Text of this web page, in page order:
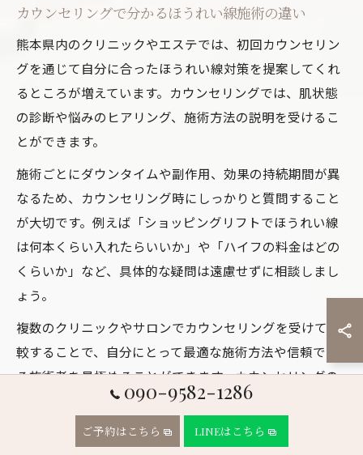
カウンセリングで分かるほうれい線施術の違い
熊本県内のクリニックやエステでは、初回カウンセリン
グを通じて自分に合ったほうれい線対策を提案してくれ
るところが増えています。カウンセリングでは、肌状態
の診断や悩みのヒアリング、施術方法の説明を受けるこ
とができます。
施術ごとにダウンタイムや副作用、効果の持続期間が異
なるため、カウンセリング時にしっかりと質問すること
が大切です。例えば「ショッピングリフトでほうれい線
は何本くらい入れたらいいか」や「ハイフの料金はどの
くらいか」など、具体的な疑問は遠慮せずに相談しまし
ょう。
複数のクリニックやサロンでカウンセリングを受けて比
較することで、自分にとって最適な施術方法や信頼でき
る施術者を見極めることができます。カウンセリングの
質は施術の満足度にも直結するため、納得いくまで情報
収集を心がけましょう。
090-9582-1286
ご予約はこちら LINEはこちら